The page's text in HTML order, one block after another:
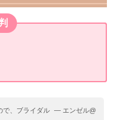
で、ブライダル
— エンゼル@